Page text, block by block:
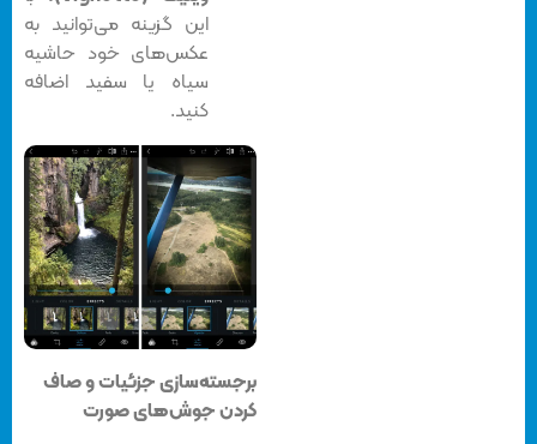
این گزینه می‌توانید به
عکس‌های خود حاشیه
سیاه یا سفید اضافه
کنید.
برجسته‌سازی جزئیات و صاف
کردن جوش‌های صورت